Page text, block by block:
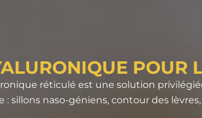
POUR
réticulé est une solution
sillons naso-géniens, contour des